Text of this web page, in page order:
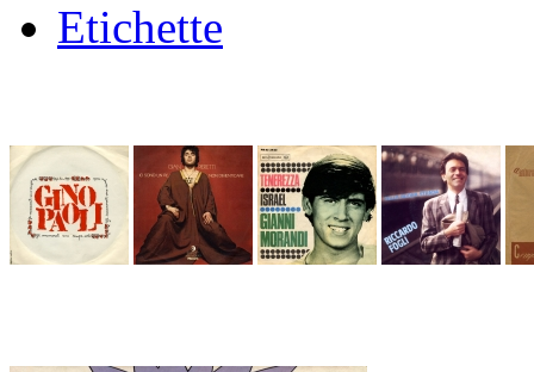
Etichette